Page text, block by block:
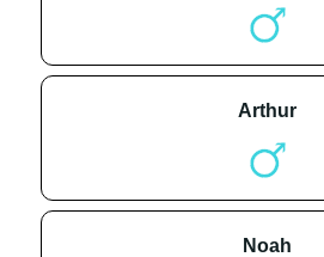
arthur
noah